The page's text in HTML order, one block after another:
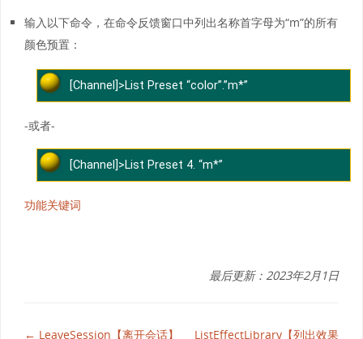
输入以下命令，在命令反馈窗口中列出名称首字母为“m”的所有
颜色预置：
[Channel]>List Preset “color”.”m*”
-或者-
[Channel]>List Preset 4. “m*”
功能关键词
最后更新：2023年2月1日
← LeaveSession【离开会话】
ListEffectLibrary【列出效果